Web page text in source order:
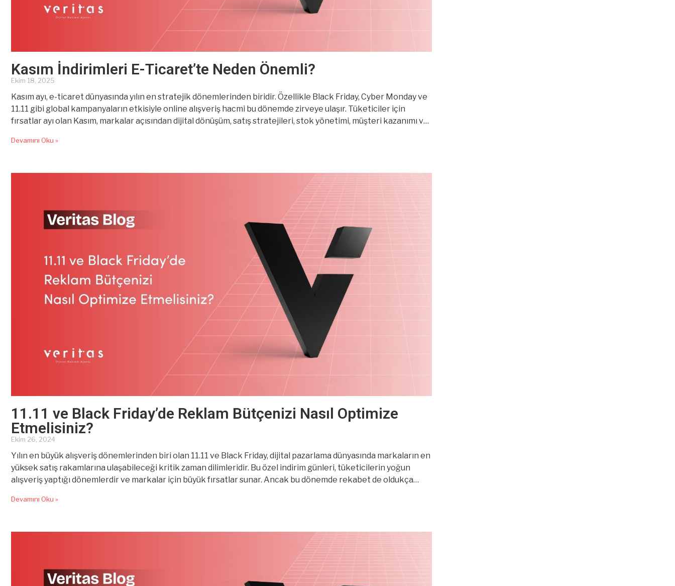
Kasım İndirimleri E-Ticaret’te Neden Önemli?
Ekim 18, 2025
Kasım ayı, e-ticaret dünyasında yılın en stratejik dönemlerinden biridir. Özellikle Black Friday, Cyber Monday ve
11.11 gibi global kampanyaların etkisiyle online alışveriş hacmi bu dönemde zirveye ulaşır. Tüketiciler için
fırsatlar ayı olan Kasım, markalar açısından dijital dönüşüm, satış stratejileri, stok yönetimi, müşteri kazanımı ve
Devamını Oku »
11.11 ve Black Friday’de Reklam Bütçenizi Nasıl Optimize
Etmelisiniz?
Ekim 26, 2024
Yılın en büyük alışveriş dönemlerinden biri olan 11.11 ve Black Friday, dijital pazarlama dünyasında markaların en
yüksek satış rakamlarına ulaşabileceği kritik zaman dilimleridir. Bu özel indirim günleri, tüketicilerin yoğun
alışveriş yaptığı dönemlerdir ve markalar için büyük fırsatlar sunar. Ancak bu dönemde rekabet de oldukça
Devamını Oku »